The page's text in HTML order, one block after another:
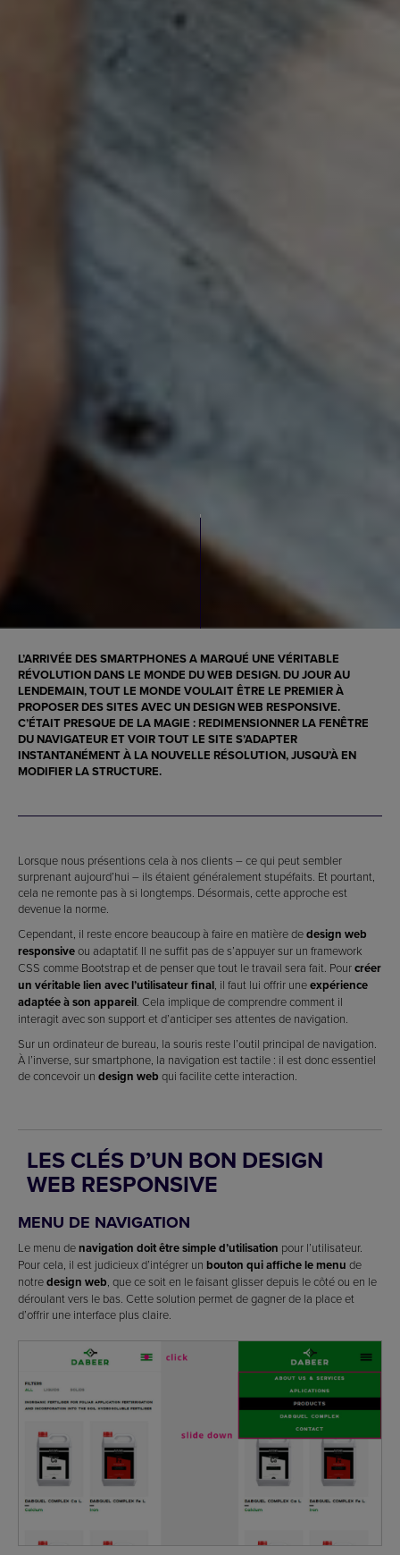
L’ARRIVÉE DES SMARTPHONES A MARQUÉ UNE VÉRITABLE
RÉVOLUTION DANS LE MONDE DU WEB DESIGN. DU JOUR AU
LENDEMAIN, TOUT LE MONDE VOULAIT ÊTRE LE PREMIER À
PROPOSER DES SITES AVEC UN DESIGN WEB RESPONSIVE.
C’ÉTAIT PRESQUE DE LA MAGIE : REDIMENSIONNER LA FENÊTRE
DU NAVIGATEUR ET VOIR TOUT LE SITE S’ADAPTER
INSTANTANÉMENT À LA NOUVELLE RÉSOLUTION, JUSQU’À EN
MODIFIER LA STRUCTURE.
Lorsque nous présentions cela à nos clients – ce qui peut sembler
surprenant aujourd’hui – ils étaient généralement stupéfaits. Et pourtant,
cela ne remonte pas à si longtemps. Désormais, cette approche est
devenue la norme.
Cependant, il reste encore beaucoup à faire en matière dedesign web
responsiveou adaptatif. Il ne suffit pas de s’appuyer sur un framework
CSS comme Bootstrap et de penser que tout le travail sera fait. Pourcréer
un véritable lien avec l’utilisateur final, il faut lui offrir uneexpérience
adaptée à son appareil. Cela implique de comprendre comment il
interagit avec son support et d’anticiper ses attentes de navigation.
Sur un ordinateur de bureau, la souris reste l’outil principal de navigation.
À l’inverse, sur smartphone, la navigation est tactile : il est donc essentiel
de concevoir un design web qui facilite cette interaction.
LES CLÉS D’UN BON DESIGN
WEB RESPONSIVE
MENU DE NAVIGATION
Le menu de navigation doit être simple d’utilisation pour l’utilisateur.
Pour cela, il est judicieux d’intégrer un bouton qui affiche le menu de
notredesign web, que ce soit en le faisant glisser depuis le côté ou en le
déroulant vers le bas. Cette solution permet de gagner de la place et
d’offrir une interface plus claire.